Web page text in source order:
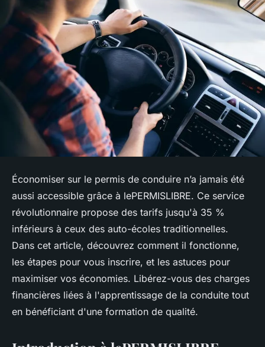
Économiser sur le permis de conduire n’a jamais été
aussi accessible grâce à lePERMISLIBRE. Ce service
révolutionnaire propose des tarifs jusqu'à 35 %
inférieurs à ceux des auto-écoles traditionnelles.
Dans cet article, découvrez comment il fonctionne,
les étapes pour vous inscrire, et les astuces pour
maximiser vos économies. Libérez-vous des charges
financières liées à l'apprentissage de la conduite tout
en bénéficiant d'une formation de qualité.